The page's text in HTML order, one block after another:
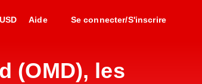
USD Aide Se connecter/S'inscrire
(OMD), les